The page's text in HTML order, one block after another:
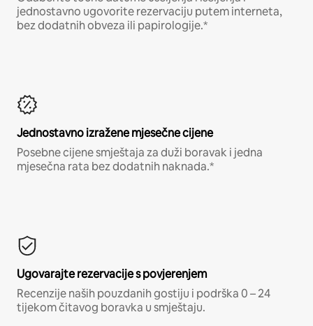
jednostavno ugovorite rezervaciju putem interneta,
bez dodatnih obveza ili papirologije.*
Jednostavno izražene mjesečne cijene
Posebne cijene smještaja za duži boravak i jedna
mjesečna rata bez dodatnih naknada.*
Ugovarajte rezervacije s povjerenjem
Recenzije naših pouzdanih gostiju i podrška 0 – 24
tijekom čitavog boravka u smještaju.